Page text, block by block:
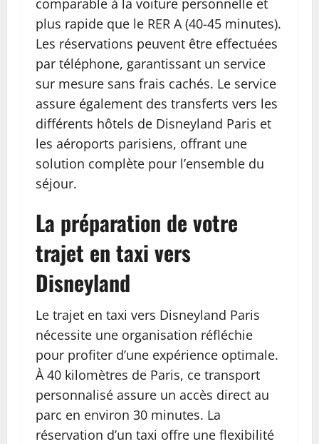
plus rapide que le RER A (40-45 minutes).
Les réservations peuvent être effectuées
par téléphone, garantissant un service
sur mesure sans frais cachés. Le service
assure également des transferts vers les
différents hôtels de Disneyland Paris et
les aéroports parisiens, offrant une
solution complète pour l’ensemble du
séjour.
La préparation de votre
trajet en taxi vers
Disneyland
Le trajet en taxi vers Disneyland Paris
nécessite une organisation réfléchie
pour profiter d’une expérience optimale.
À 40 kilomètres de Paris, ce transport
personnalisé assure un accès direct au
parc en environ 30 minutes. La
réservation d’un taxi offre une flexibilité